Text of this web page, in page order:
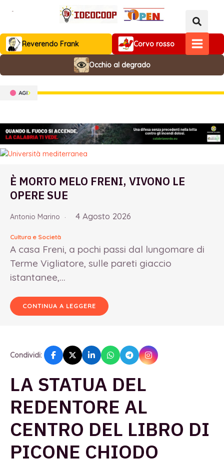
MAIN
Reverendo Frank Corvo rosso
Occhio al degrado
È MORTO MELO FRENI, VIVONO LE
OPERE SUE
Antonio Marino 4 Agosto 2026
Cultura e Società
A casa Freni, a pochi passi dal lungomare di
Terme Vigliatore, sulle pareti giaccio
istantanee,...
CONTINUA A LEGGERE
Condividi:
LA STATUA DEL
REDENTORE AL
CENTRO DEL LIBRO DI
PICONE CHIODO